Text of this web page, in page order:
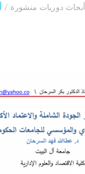
أبحاث دوريات منشورة